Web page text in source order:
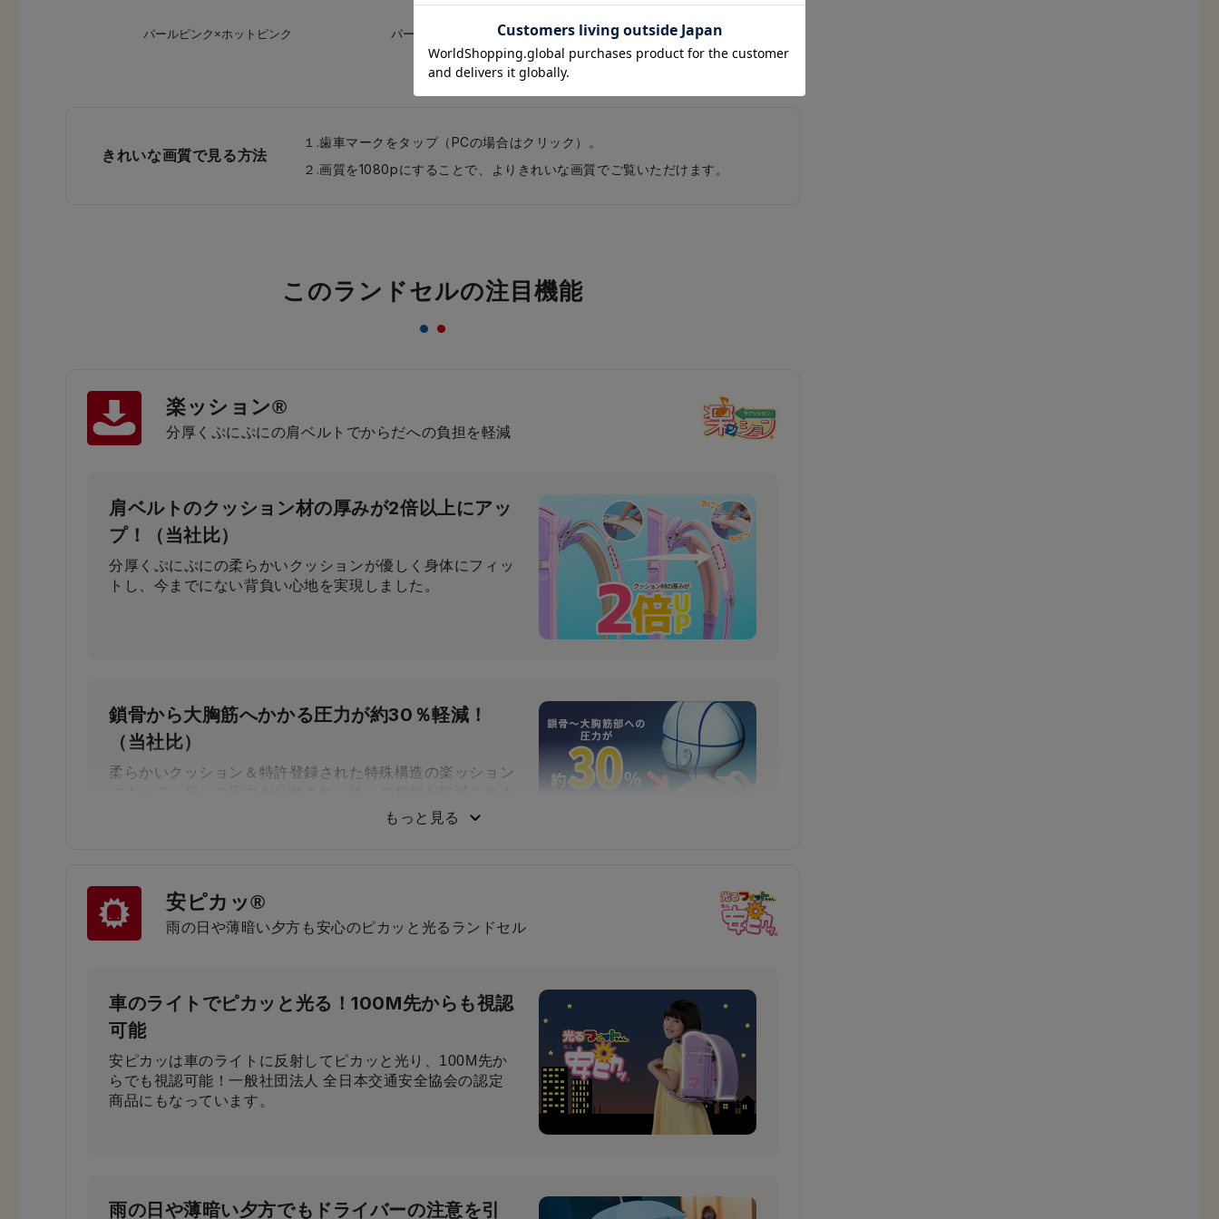
パールピンク×ホットピンク パールエメラルド×アクア
きれいな画質で見る方法
１.歯車マークをタップ（PCの場合はクリック）。
２.画質を1080pにすることで、よりきれいな画質でご覧いただけます。
このランドセルの注目機能
楽ッション®
分厚くぷにぷにの肩ベルトでからだへの負担を軽減
肩ベルトのクッション材の厚みが2倍以上にアッ
プ！（当社比）
分厚くぷにぷにの柔らかいクッションが優しく身体にフィッ
トし、今までにない背負い心地を実現しました。
鎖骨から大胸筋へかかる圧力が約30％軽減！
（当社比）
柔らかいクッション＆特許登録された特殊構造の楽ッション
小学生から支持される圧倒的な背負い心地
もっと見る
安ピカッ®
雨の日や薄暗い夕方も安心のピカッと光るランドセル
車のライトでピカッと光る！100M先からも視認
可能
安ピカッは車のライトに反射してピカッと光り、100M先か
らでも視認可能！一般社団法人 全日本交通安全協会の認定
商品にもなっています。
雨の日や薄暗い夕方でもドライバーの注意を引